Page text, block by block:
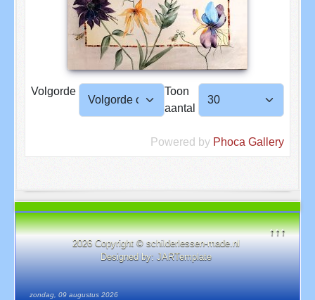
↑↑↑
2026 Copyright © schilderlessen-made.nl
Designed by:JARTemplate
zondag, 09 augustus 2026
Volgorde
Toon
aantal
Powered by Phoca Gallery